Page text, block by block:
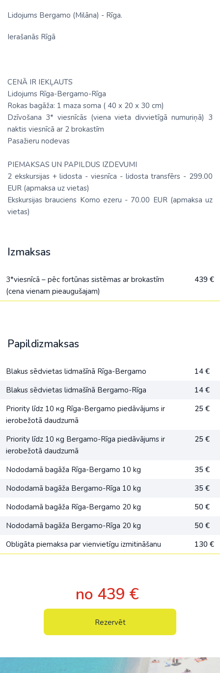
Lidojums Bergamo (Milāna) - Rīga.
Ierašanās Rīgā
CENĀ IR IEKĻAUTS
Lidojums Rīga-Bergamo-Rīga
Rokas bagāža: 1 maza soma ( 40 х 20 х 30 cm)
Dzīvošana 3* viesnīcās (viena vieta divvietīgā numuriņā) 3
naktis viesnīcā ar 2 brokastīm
Pasažieru nodevas
PIEMAKSAS UN PAPILDUS IZDEVUMI
2 ekskursijas + lidosta - viesnīca - lidosta transfērs - 299.00
EUR (apmaksa uz vietas)
Ekskursijas brauciens Komo ezeru - 70.00 EUR (apmaksa uz
vietas)
Izmaksas
3*viesnīcā – pēc fortūnas sistēmas ar brokastīm
(cena vienam pieaugušajam)
439 €
Papildizmaksas
Blakus sēdvietas lidmašīnā Rīga-Bergamo
14 €
Blakus sēdvietas lidmašīnā Bergamo-Rīga
14 €
Priority līdz 10 кg Rīga-Bergamo piedāvājums ir
ierobežotā daudzumā
25 €
Priority līdz 10 кg Bergamo-Rīga piedāvājums ir
ierobežotā daudzumā
25 €
Nododamā bagāža Rīga-Bergamo 10 kg
35 €
Nododamā bagāža Bergamo-Rīga 10 kg
35 €
Nododamā bagāža Rīga-Bergamo 20 kg
50 €
Nododamā bagāža Bergamo-Rīga 20 kg
50 €
Obligāta piemaksa par vienvietīgu izmitināšanu
130 €
no 439 €
Rezervēt